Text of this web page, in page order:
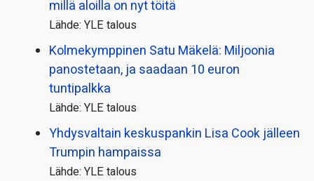
millä aloilla on nyt töitä
Lähde: YLE talous
Kolmekymppinen Satu Mäkelä: Miljoonia
panostetaan, ja saadaan 10 euron
tuntipalkka
Lähde: YLE talous
Yhdysvaltain keskuspankin Lisa Cook jälleen
Trumpin hampaissa
Lähde: YLE talous